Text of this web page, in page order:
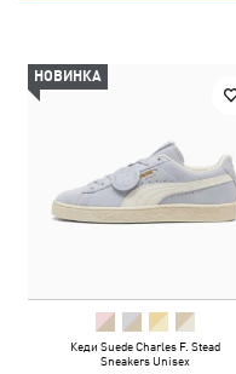
НОВИНКА
Кеди Suede Charles F. Stead
Sneakers Unisex